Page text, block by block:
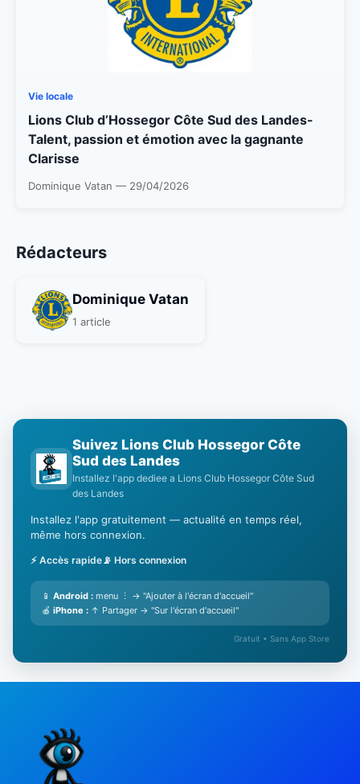
Vie locale
Lions Club d’Hossegor Côte Sud des Landes-
Talent, passion et émotion avec la gagnante
Clarisse
Dominique Vatan — 29/04/2026
Rédacteurs
Dominique Vatan
1 article
Suivez Lions Club Hossegor Côte
Sud des Landes
Installez l'app dediee a Lions Club Hossegor Côte Sud
des Landes
Installez l'app gratuitement — actualité en temps réel,
même hors connexion.
⚡ Accès rapide📡 Hors connexion
📱 Android : menu ⋮ → "Ajouter à l'écran d'accueil"
🍎 iPhone : ↑ Partager → "Sur l'écran d'accueil"
Gratuit • Sans App Store